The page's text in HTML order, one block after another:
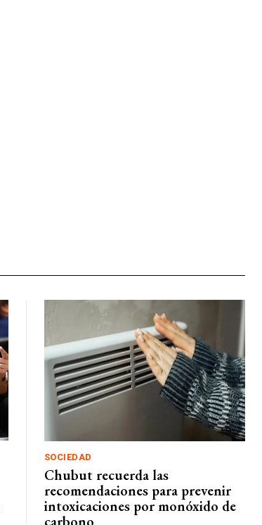
SOCIEDAD
Chubut recuerda las
recomendaciones para prevenir
intoxicaciones por monóxido de
carbono